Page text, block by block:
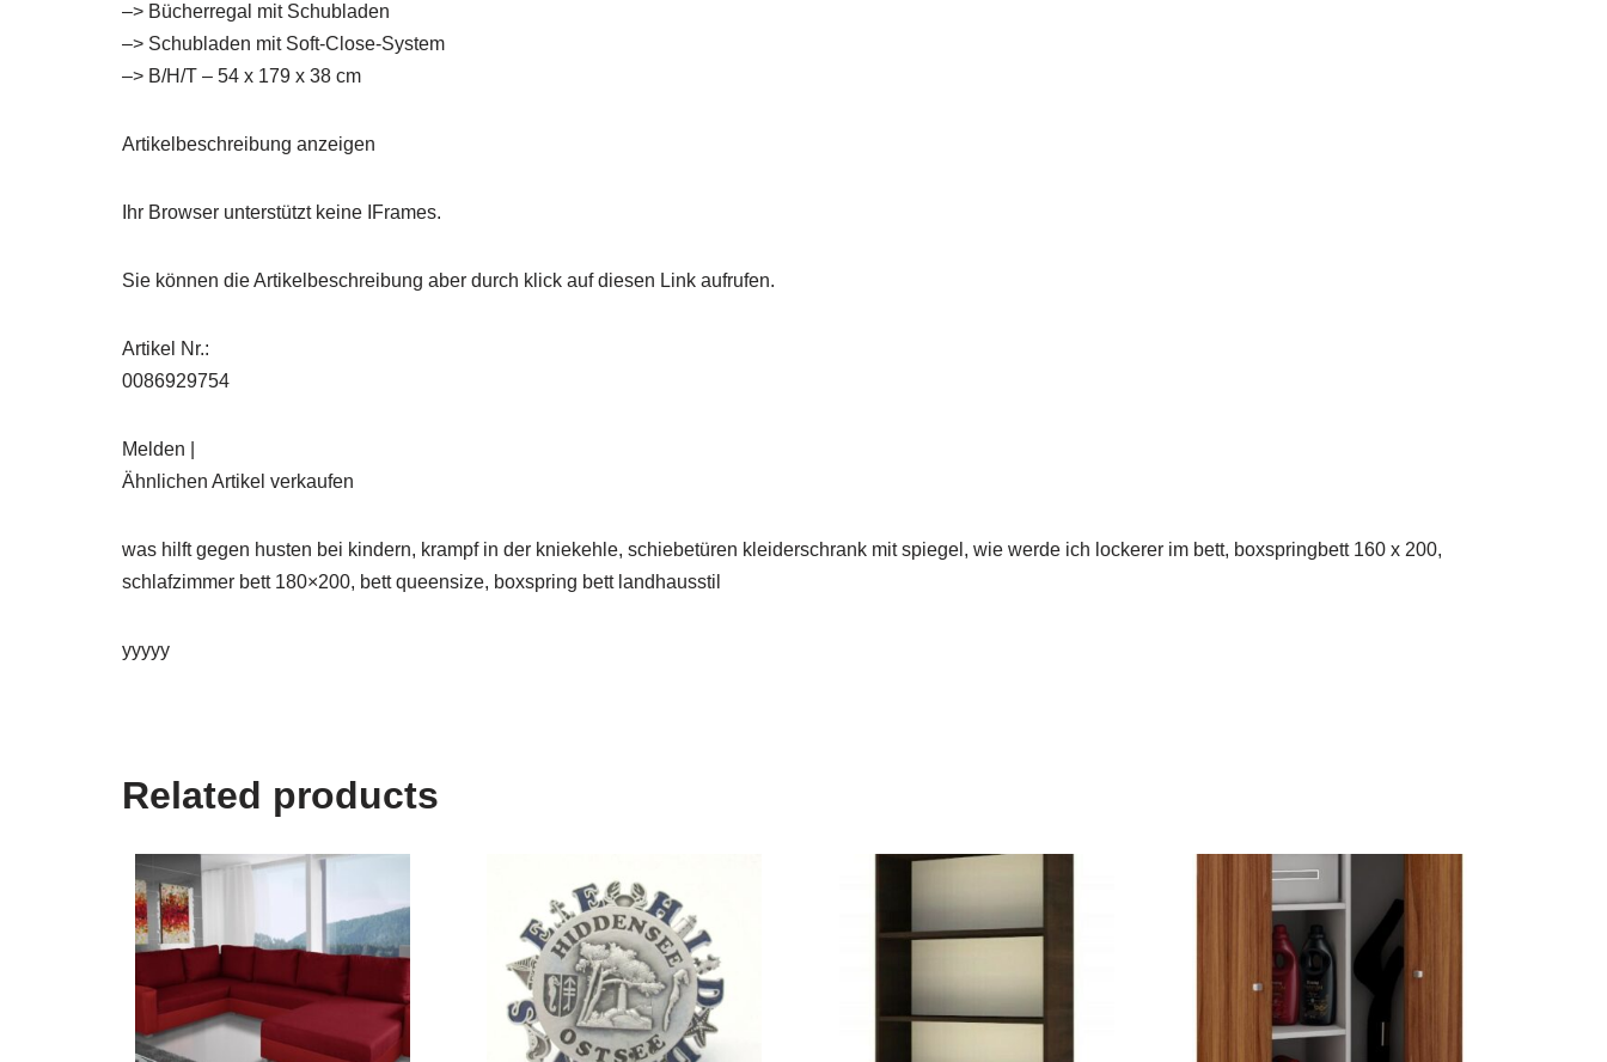
–> Bücherregal mit Schubladen
–> Schubladen mit Soft-Close-System
–> B/H/T – 54 x 179 x 38 cm
Artikelbeschreibung anzeigen
Ihr Browser unterstützt keine IFrames.
Sie können die Artikelbeschreibung aber durch klick auf diesen Link aufrufen.
Artikel Nr.:
0086929754
Melden |
Ähnlichen Artikel verkaufen
was hilft gegen husten bei kindern, krampf in der kniekehle, schiebetüren kleiderschrank mit spiegel, wie werde ich lockerer im bett, boxspringbett 160 x 200,
schlafzimmer bett 180×200, bett queensize, boxspring bett landhausstil
yyyyy
Related products